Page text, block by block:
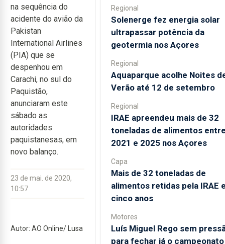
na sequência do
acidente do avião da
Pakistan
International Airlines
(PIA) que se
despenhou em
Carachi, no sul do
Paquistão,
anunciaram este
sábado as
autoridades
paquistanesas, em
novo balanço.
23 de mai. de 2020,
10:57
Autor: AO Online/ Lusa
Regional
Solenerge fez energia solar
ultrapassar potência da
geotermia nos Açores
Regional
Aquaparque acolhe Noites
Verão até 12 de setembro
Regional
IRAE apreendeu mais de 32
toneladas de alimentos
2021 e 2025 nos Açores
Capa
Mais de 32 toneladas de
alimentos retidas pela IRAE
cinco anos
Motores
Luís Miguel Rego sem
para fechar já o campeonato